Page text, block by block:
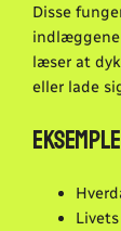
Disse
indlæggene
læser at
eller lade